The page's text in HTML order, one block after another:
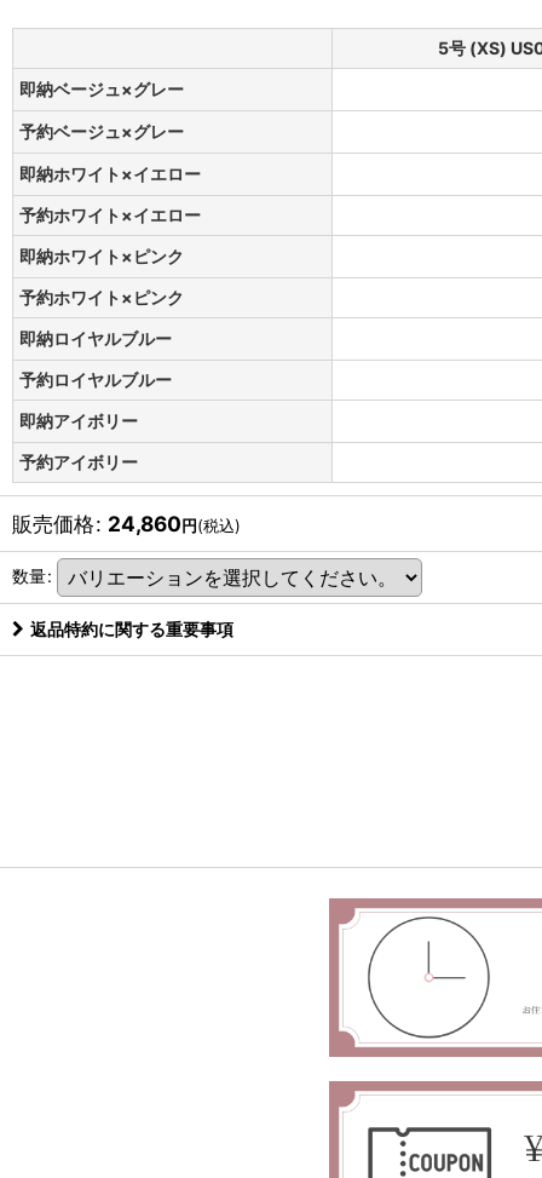
5号 (XS)
即納ベージュ×グレー
予約ベージュ×グレー
即納ホワイト×イエロー
予約ホワイト×イエロー
即納ホワイト×ピンク
予約ホワイト×ピンク
即納ロイヤルブルー
予約ロイヤルブルー
即納アイボリー
予約アイボリー
販売価格: 24,860円(税込)
数量:
返品特約に関する重要事項